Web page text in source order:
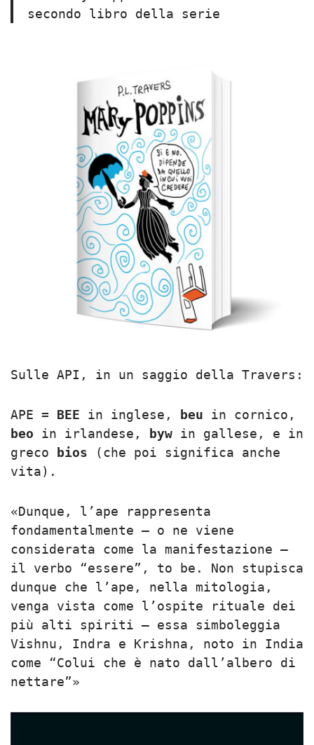
secondo libro della serie
Sulle API, in un saggio della Travers:
APE = BEE in inglese, beu in cornico,
beo in irlandese, byw in gallese, e in
greco
bios (che poi significa anche
vita).
«Dunque, l’ape rappresenta
fondamentalmente – o ne viene
considerata come la manifestazione –
il verbo “essere”, to be. Non stupisca
dunque che l’ape, nella mitologia,
venga vista come l’ospite rituale dei
più alti spiriti – essa simboleggia
Vishnu, Indra e Krishna, noto in India
come “Colui che è nato dall’albero di
nettare”»